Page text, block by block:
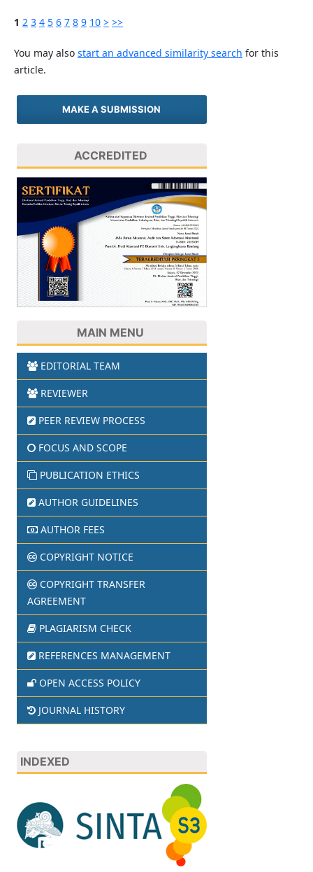
1 2 3 4 5 6 7 8 9 10 > >>
You may also start an advanced similarity search for this
article.
MAKE A SUBMISSION
ACCREDITED
MAIN MENU
EDITORIAL TEAM
REVIEWER
PEER REVIEW PROCESS
FOCUS AND SCOPE
PUBLICATION ETHICS
AUTHOR GUIDELINES
AUTHOR FEES
COPYRIGHT NOTICE
COPYRIGHT TRANSFER
AGREEMENT
PLAGIARISM CHECK
REFERENCES MANAGEMENT
OPEN ACCESS POLICY
JOURNAL HISTORY
INDEXED